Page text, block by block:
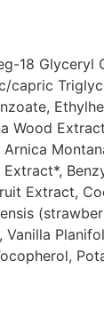
18
capric
Wood
Extract,